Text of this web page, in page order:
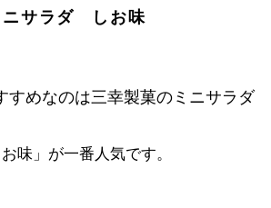
サラダ しお味
すめなのは三幸製菓のミニサラダ
味」が一番人気です。